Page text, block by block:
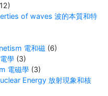
of waves 波的本質和特
電和磁 (6)
學 (3)
電磁學 (3)
Energy 放射現象和核